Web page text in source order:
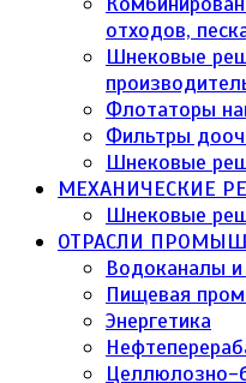
отходов,
Шнековые
Флотаторы
Фильтры
Шнековые
МЕХАНИЧЕСКИЕ
Шнековые
ОТРАСЛИ
Водоканалы
Пищевая
Энергетика
Целлюлозно-